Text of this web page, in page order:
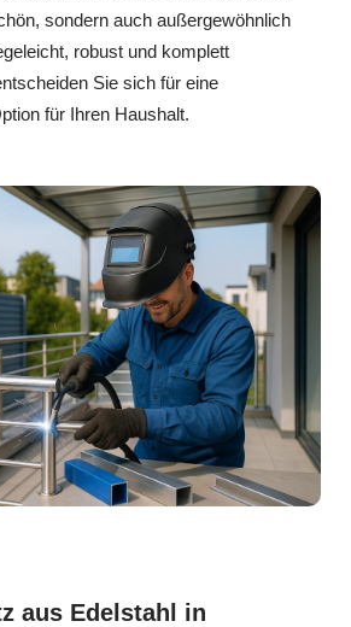
sondern auch außergewöhnlich
robust und komplett
Sie sich für eine
für Ihren Haushalt.
aus Edelstahl in